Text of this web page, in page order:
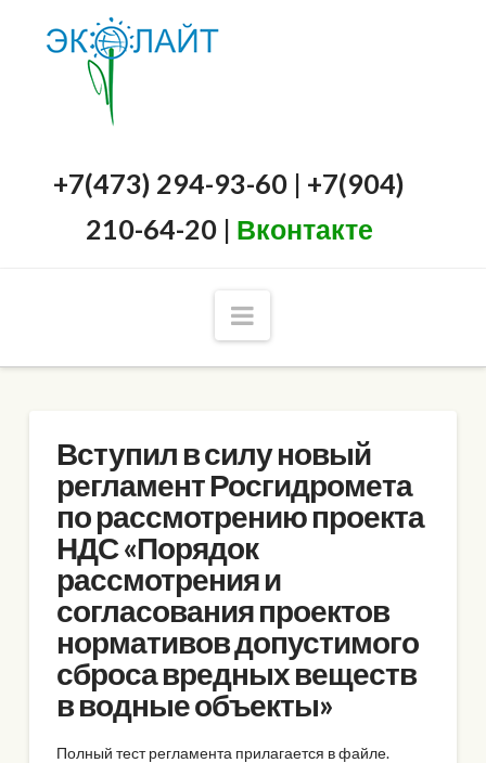
+7(473) 294-93-60 | +7(904)
210-64-20 | Вконтакте
Navigation
Вступил в силу новый
регламент Росгидромета
по рассмотрению проекта
НДС «Порядок
рассмотрения и
согласования проектов
нормативов допустимого
сброса вредных веществ
в водные объекты»
Полный тест регламента прилагается в файле.